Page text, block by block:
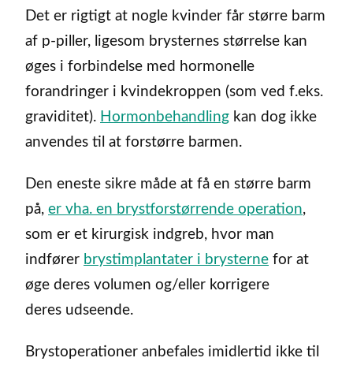
Det er rigtigt at nogle kvinder får større barm
af p-piller, ligesom brysternes størrelse kan
øges i forbindelse med hormonelle
forandringer i kvindekroppen (som ved f.eks.
graviditet). Hormonbehandling kan dog ikke
anvendes til at forstørre barmen.
Den eneste sikre måde at få en større barm
på, er vha. en brystforstørrende operation,
som er et kirurgisk indgreb, hvor man
indfører brystimplantater i brysterne for at
øge deres volumen og/eller korrigere
deres udseende.
Brystoperationer anbefales imidlertid ikke til